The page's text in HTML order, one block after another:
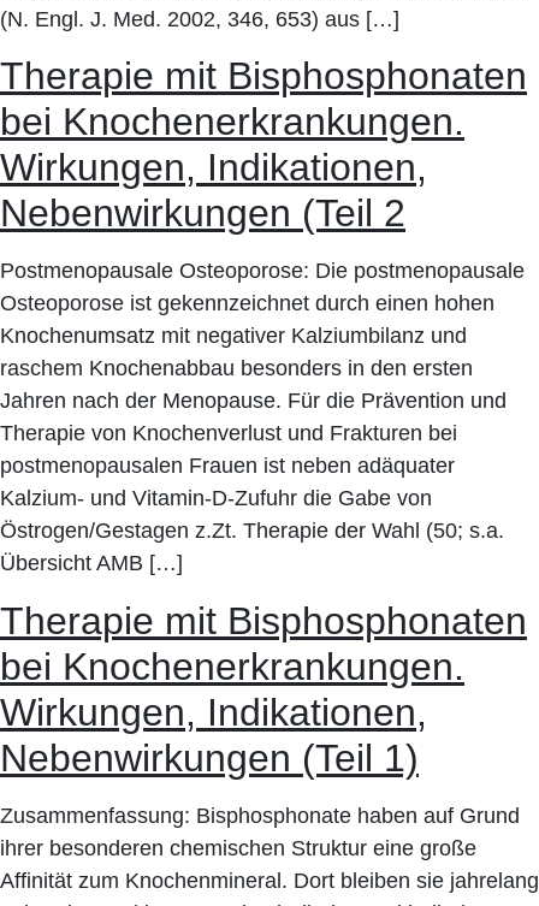
(N. Engl. J. Med. 2002, 346, 653) aus […]
Therapie mit Bisphosphonaten
bei Knochenerkrankungen.
Wirkungen, Indikationen,
Nebenwirkungen (Teil 2
Postmenopausale Osteoporose: Die postmenopausale
Osteoporose ist gekennzeichnet durch einen hohen
Knochenumsatz mit negativer Kalziumbilanz und
raschem Knochenabbau besonders in den ersten
Jahren nach der Menopause. Für die Prävention und
Therapie von Knochenverlust und Frakturen bei
postmenopausalen Frauen ist neben adäquater
Kalzium- und Vitamin-D-Zufuhr die Gabe von
Östrogen/Gestagen z.Zt. Therapie der Wahl (50; s.a.
Übersicht AMB […]
Therapie mit Bisphosphonaten
bei Knochenerkrankungen.
Wirkungen, Indikationen,
Nebenwirkungen (Teil 1)
Zusammenfassung: Bisphosphonate haben auf Grund
ihrer besonderen chemischen Struktur eine große
Affinität zum Knochenmineral. Dort bleiben sie jahrelang